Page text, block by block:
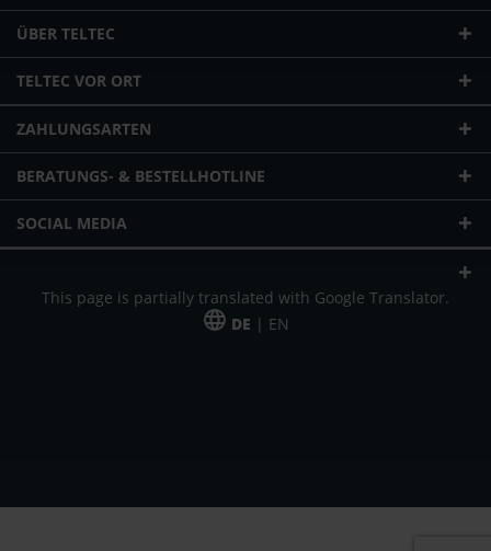
ÜBER TELTEC
TELTEC VOR ORT
ZAHLUNGSARTEN
BERATUNGS- & BESTELLHOTLINE
SOCIAL MEDIA
This page is partially translated with Google Translator.
DE | EN